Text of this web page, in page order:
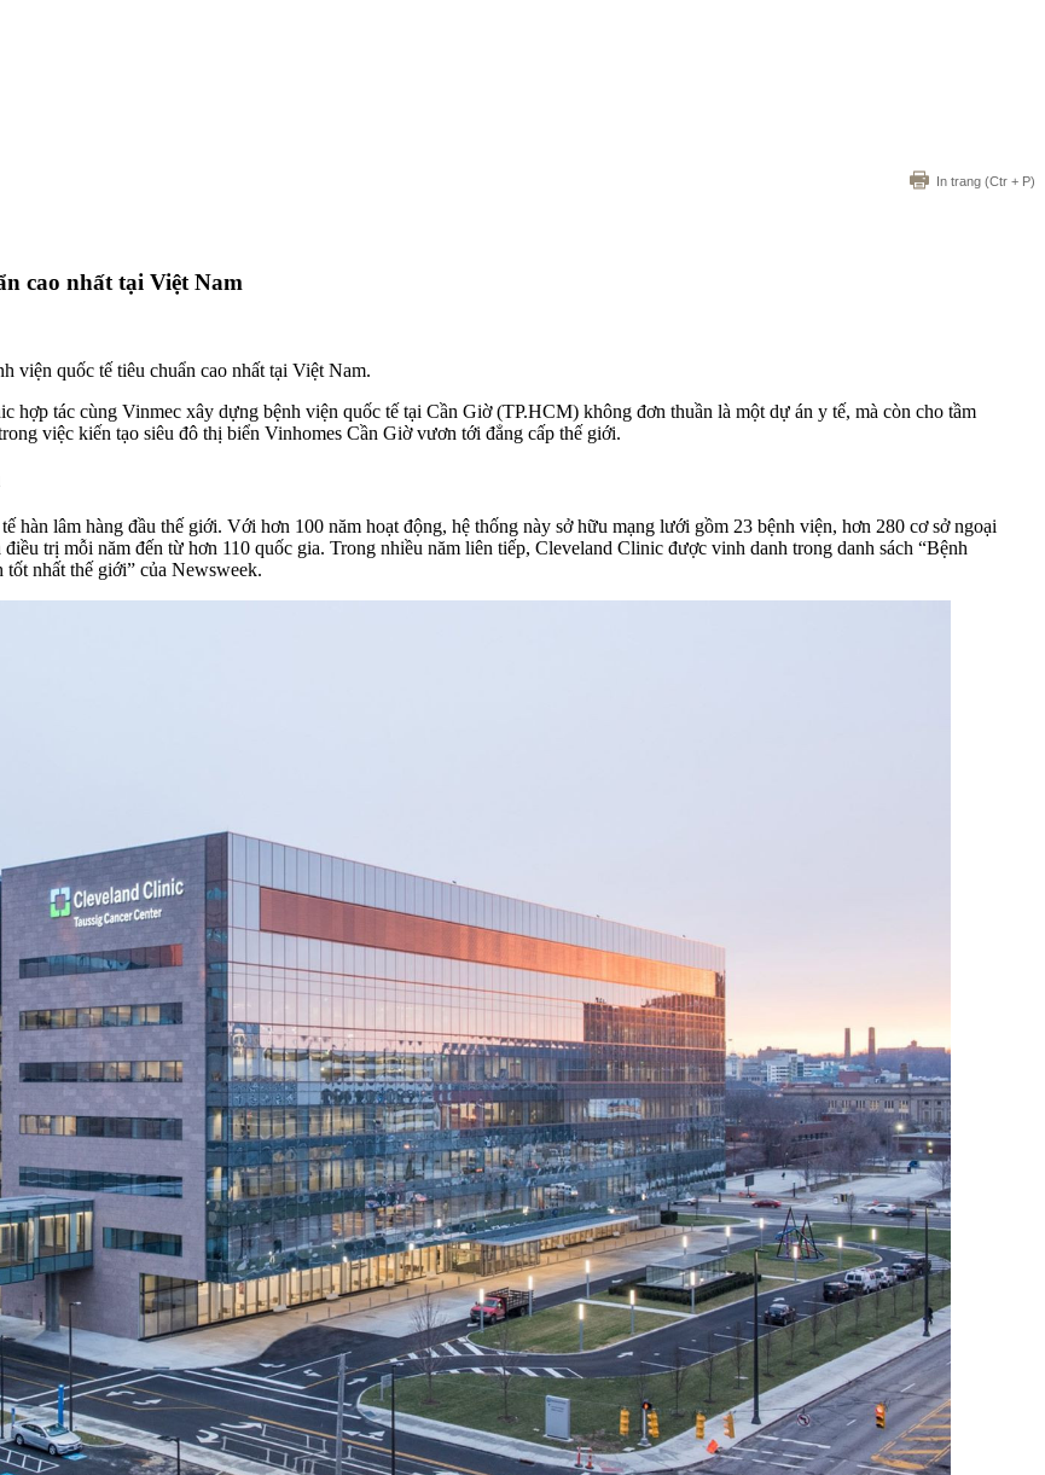
In trang (Ctr + P)
cao nhất tại Việt Nam
viện quốc tế tiêu chuẩn cao nhất tại Việt Nam.
hợp tác cùng Vinmec xây dựng bệnh viện quốc tế tại Cần Giờ (TP.HCM) không đơn thuần là một dự án y tế, mà còn cho tầm
việc kiến tạo siêu đô thị biển Vinhomes Cần Giờ vươn tới đẳng cấp thế giới.
hàn lâm hàng đầu thế giới. Với hơn 100 năm hoạt động, hệ thống này sở hữu mạng lưới gồm 23 bệnh viện, hơn 280 cơ sở ngoại
trị mỗi năm đến từ hơn 110 quốc gia. Trong nhiều năm liên tiếp, Cleveland Clinic được vinh danh trong danh sách “Bệnh
nhất thế giới” của Newsweek.